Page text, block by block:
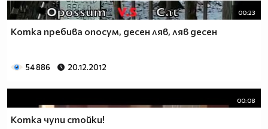
00:23
Котка пребива опосум, десен ляв, ляв десен
54 886 20.12.2012
00:08
Котка чупи стойки!